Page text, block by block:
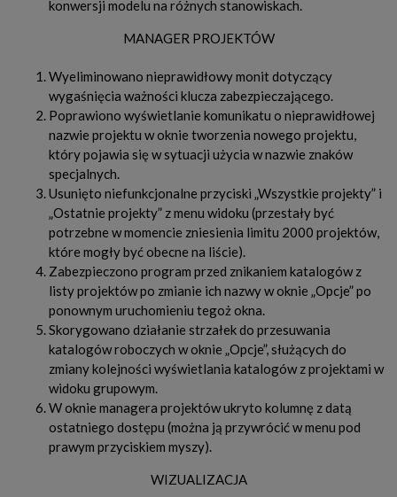
konwersji modelu na różnych stanowiskach.
MANAGER PROJEKTÓW
Wyeliminowano nieprawidłowy monit dotyczący
wygaśnięcia ważności klucza zabezpieczającego.
Poprawiono wyświetlanie komunikatu o nieprawidłowej
nazwie projektu w oknie tworzenia nowego projektu,
który pojawia się w sytuacji użycia w nazwie znaków
specjalnych.
Usunięto niefunkcjonalne przyciski „Wszystkie projekty” i
„Ostatnie projekty” z menu widoku (przestały być
potrzebne w momencie zniesienia limitu 2000 projektów,
które mogły być obecne na liście).
Zabezpieczono program przed znikaniem katalogów z
listy projektów po zmianie ich nazwy w oknie „Opcje” po
ponownym uruchomieniu tegoż okna.
Skorygowano działanie strzałek do przesuwania
katalogów roboczych w oknie „Opcje”, służących do
zmiany kolejności wyświetlania katalogów z projektami w
widoku grupowym.
W oknie managera projektów ukryto kolumnę z datą
ostatniego dostępu (można ją przywrócić w menu pod
prawym przyciskiem myszy).
WIZUALIZACJA